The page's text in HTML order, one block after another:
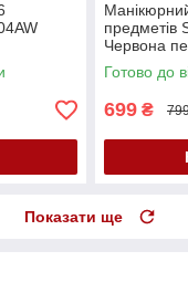
предметів
Червона
Готово до
699 ₴
Показати ще